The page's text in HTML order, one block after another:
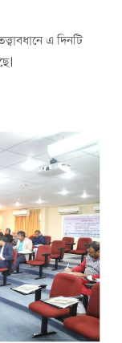
এ দিনটি